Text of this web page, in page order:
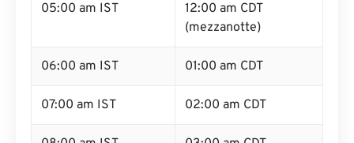
05:00 am IST
12:00 am CDT
(mezzanotte)
06:00 am IST 01:00 am CDT
07:00 am IST 02:00 am CDT